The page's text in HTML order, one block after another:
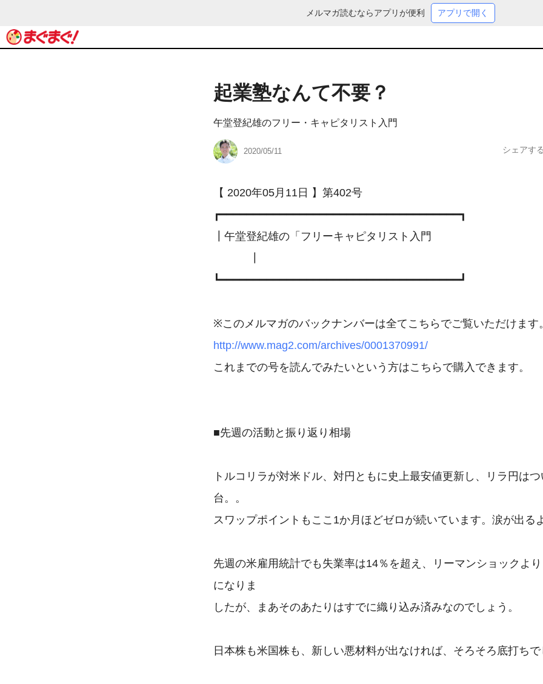
メルマガ読むならアプリが便利 アプリで開く
起業塾なんて不要？
午堂登紀雄のフリー・キャピタリスト入門
2020/05/11 シェアする
【 2020年05月11日 】第402号
┏━━━━━━━━━━━━━━━━━━━━━━━━━━━━━━━━━━━━┓
┃午堂登紀雄の「フリーキャピタリスト
┗━━━━━━━━━━━━━━━━━━━━━━━━━━━━━━━━━━━━┛
http://www.mag2.com/archives/0001370991/
これまでの号を読んでみたいという方はこちらで購入できます。
■先週の活動と振り返り相場
トルコリラが対米ドル、対円ともに史上最安値更新し、リラ円はつ
台。。
スワップポイントもここ1か月ほどゼロが続いています。涙が出る
先週の米雇用統計でも失業率は14％を超え、リーマンショックよ
になりま
したが、まあそのあたりはすでに織り込み済みなのでしょう。
日本株も米国株も、新しい悪材料が出なければ、そろそろ底打ちで